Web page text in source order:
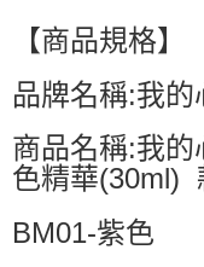
【商品規格】
品牌名稱:我的
商品名稱:我的
色精華(30ml)
BM01-紫色